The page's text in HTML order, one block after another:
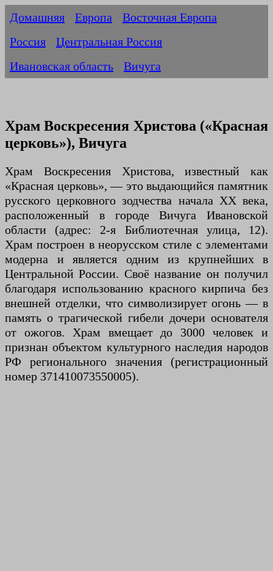
Домашняя Европа
Восточная Европа
Россия
Центральная Россия
Ивановская область
Вичуга
Храм Воскресения Христова («Красная
церковь»), Вичуга
Храм Воскресения Христова, известный как
«Красная церковь», — это выдающийся памятник
русского церковного зодчества начала XX века,
расположенный в городе Вичуга Ивановской
области (адрес: 2-я Библиотечная улица, 12).
Храм построен в неорусском стиле с элементами
модерна и является одним из крупнейших в
Центральной России. Своё название он получил
благодаря использованию красного кирпича без
внешней отделки, что символизирует огонь — в
память о трагической гибели дочери основателя
от ожогов. Храм вмещает до 3000 человек и
признан объектом культурного наследия народов
РФ регионального значения (регистрационный
номер 371410073550005).